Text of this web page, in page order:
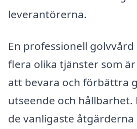
leverantörerna.
En professionell
flera olika tjänster som
att bevara och förbättra
utseende och hållbarhet.
de vanligaste